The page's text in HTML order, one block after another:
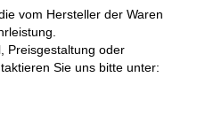
vom Hersteller der Waren
Preisgestaltung oder
Sie uns bitte unter: